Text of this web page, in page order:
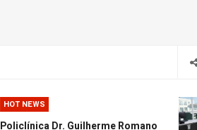
HOT NEWS
Policlínica Dr. Guilherme Romano